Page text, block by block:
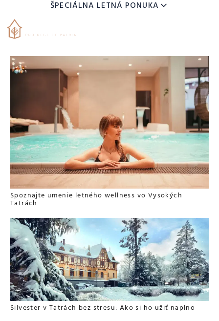
ŠPECIÁLNA LETNÁ PONUKA
Spoznajte umenie letného wellness vo Vysokých
Tatrách
Silvester v Tatrách bez stresu: Ako si ho užiť naplno
ZARIADENIEHotel Lomnica
AUG
DOSPELÍ
DETI